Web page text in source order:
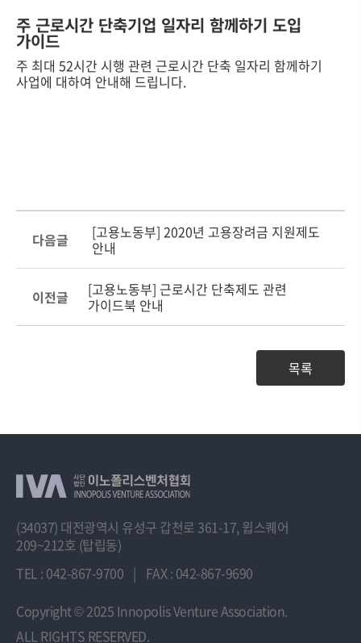
주 근로시간 단축기업 일자리 함께하기 도입
가이드
주 최대 52시간 시행 관련 근로시간 단축 일자리 함께하기
사업에 대하여 안내해 드립니다.
다음글
[고용노동부] 2020년 고용장려금 지원제도
안내
이전글
[고용노동부] 근로시간 단축제도 관련
가이드북 안내
목록
(34037) 대전광역시 유성구 갑천로 361-17, 윕스퀘어
209~212호 (탑립동)
TEL : 042-867-9700 | FAX : 042-867-9690
Copyright© 2025 Innopolis Venture Association.
ALL RIGHTS RESERVED.